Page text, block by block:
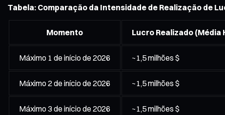
Tabela: Comparação da Intensidade de Realização de
Momento Lucro Realizado (Média
Máximo 1 de início de 2026 ~1,5 milhões $
Máximo 2 de início de 2026 ~1,5 milhões $
Máximo 3 de início de 2026 ~1,5 milhões $